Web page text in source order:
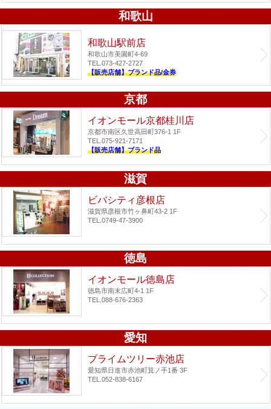
和歌山
和歌山駅前店
和歌山市美園町4-69
TEL.073-427-2727
【販売店舗】ブランド品/金券
京都
イオンモール京都桂川店
京都市南区久世高田町376-1 1F
TEL.075-921-7171
【販売店舗】ブランド品
滋賀
ビバシティ彦根店
滋賀県彦根市竹ヶ鼻町43-2 1F
TEL.0749-47-3900
徳島
イオンモール徳島店
徳島市南末広町4-1 1F
TEL.088-676-2363
愛知
プライムツリー赤池店
愛知県日進市赤池町箕ノ手1番 3F
TEL.052-838-6167